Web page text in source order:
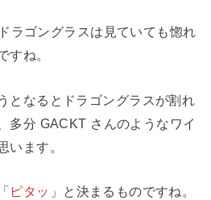
ラゴングラスは見ていても惚れ
すね。
となるとドラゴングラスが割れ
多分 GACKT さんのようなワイ
います。
ピタッ 」と決まるものですね。